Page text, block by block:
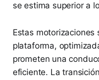
se estima superior a
Estas
plataforma,
prometen una
eficiente. La